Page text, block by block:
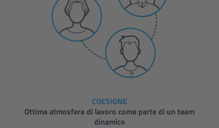
COESIONE
Ottima atmosfera di lavoro come parte di un team
dinamico